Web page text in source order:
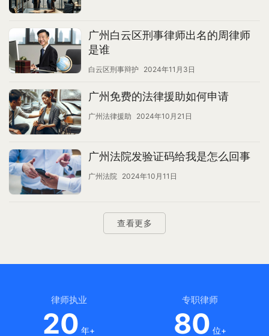
广州白云区刑事律师出名的周律师
是谁
白云区刑事辩护 2024年11月3日
广州免费的法律援助如何申请
广州法律援助 2024年10月21日
广州法院发验证码给我是怎么回事
广州法院 2024年10月11日
查看更多
律师执业
20 年+
专职律师
80 位+